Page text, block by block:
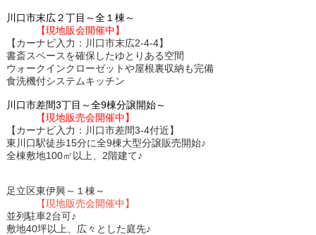
川口市末広２丁目～全１棟～
【現地販会開催中】
【カーナビ入力：川口市末広2-4-4】
書斎スペースを確保したゆとりある空間
ウォークインクローゼットや屋根裏収納も完備
食洗機付システムキッチン
川口市差間3丁目～全9棟分譲開始～
【現地販売会開催中】
【カーナビ入力：川口市差間3-4付近】
東川口駅徒歩15分に全9棟大型分譲販売開始♪
全棟敷地100㎡以上、2階建て♪
足立区東伊興～１棟～
【現地販売会開催中】
並列駐車2台可♪
敷地40坪以上、広々とした庭先♪